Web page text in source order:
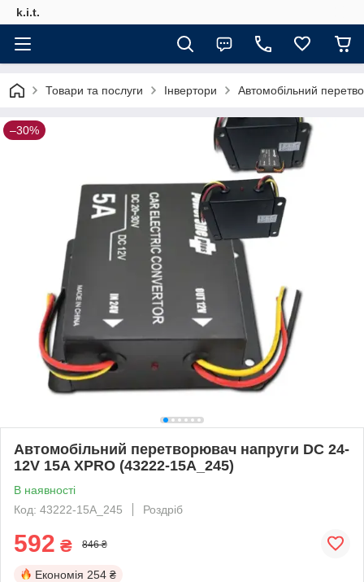
k.i.t.
Товари та послуги Інвертори Автомобільний
–30%
Автомобільний перетворювач напруги DC 24-
12V 15A XPRO (43222-15A_245)
В наявності
Код: 43222-15A_245
Роздріб
592 ₴ 846 ₴
Економія 254 ₴